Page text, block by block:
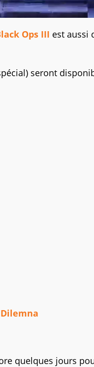
Ops III est aussi
seront
Dilemna
quelques jours